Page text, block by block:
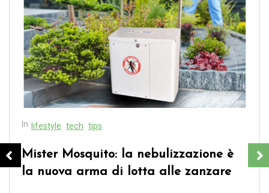
In lifestyle tech tips
Mister Mosquito: la nebulizzazione è
la nuova arma di lotta alle zanzare